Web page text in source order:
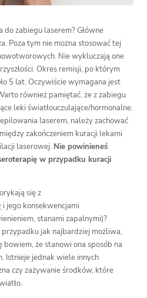
do zabiegu laserem? Główne
Poza tym nie można stosować tej
Nie wykluczają one
Okres remisji, po którym
5 lat. Oczywiście wymagana jest
również pamiętać, że z zabiegu
leki światłouczulające/hormonalne.
laserem, należy zachować
zakończeniem kuracji lekami
laserowej. Nie powinieneś
w przypadku kuracji
się z
i jego konsekwencjami
stanami zapalnymi)?
jak najbardziej możliwa,
bowiem, że stanowi ona sposób na
Istnieje jednak wiele innych
czy zażywanie środków, które